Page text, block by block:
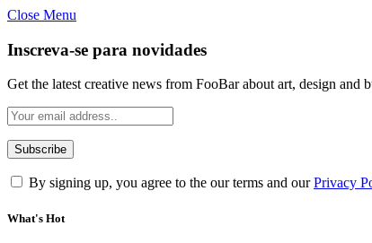
Close Menu
Inscreva-se para novidades
Get the latest creative news from FooBar about art, design and
By signing up, you agree to the our terms and ourPrivacy
What's Hot